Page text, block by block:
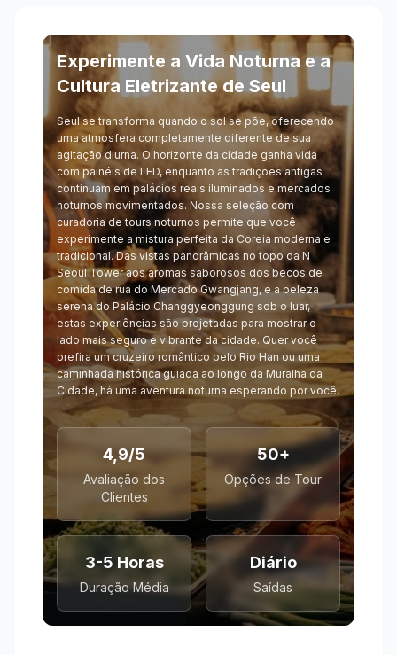
Experimente a Vida Noturna e a
Cultura Eletrizante de Seul
Seul se transforma quando o sol se põe, oferecendo
uma atmosfera completamente diferente de sua
agitação diurna. O horizonte da cidade ganha vida
com painéis de LED, enquanto as tradições antigas
continuam em palácios reais iluminados e mercados
noturnos movimentados. Nossa seleção com
curadoria de tours noturnos permite que você
experimente a mistura perfeita da Coreia moderna e
tradicional. Das vistas panorâmicas no topo da N
Seoul Tower aos aromas saborosos dos becos de
comida de rua do Mercado Gwangjang, e a beleza
serena do Palácio Changgyeonggung sob o luar,
estas experiências são projetadas para mostrar o
lado mais seguro e vibrante da cidade. Quer você
prefira um cruzeiro romântico pelo Rio Han ou uma
caminhada histórica guiada ao longo da Muralha da
Cidade, há uma aventura noturna esperando por você.
4,9/5
Avaliação dos
Clientes
50+
Opções de Tour
3-5 Horas
Duração Média
Diário
Saídas